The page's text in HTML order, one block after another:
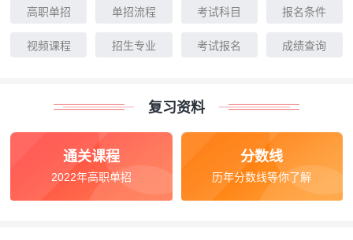
高职单招 单招流程 考试科目 报名条件
视频课程 招生专业 考试报名 成绩查询
复习资料
通关课程
2022年高职单招
分数线
历年分数线等你了解